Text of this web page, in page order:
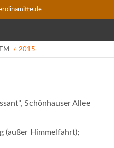
2015
Schönhauser Allee
(außer Himmelfahrt);